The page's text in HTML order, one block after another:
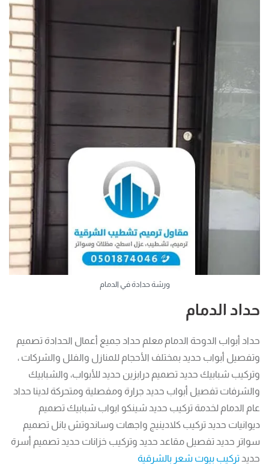
ورشة حدادة في الدمام
حداد الدمام
حداد أبواب الدوحة الدمام معلم حداد جميع أعمال الحدادة تصميم
وتفصيل أبواب حديد بمختلف الأحجام للمنازل والفلل والشركات ،
وتركيب شبابيك حديد تصميم درابزين حديد للأبواب، والشبابيك
والشرفات تفصيل أبواب حديد جرارة ومفصلية ومتحركة لدينا حداد
عام الدمام لخدمة تركيب حديد شينكو ابواب شبابيك تصميم
ديوانيات حديد تركيب كلادينيج واجهات وساندوتش بانل تصميم
سواتر حديد تفصيل مقاعد حديد وتركيب خزانات حديد تصميم أسرة
حديد تركيب بيوت شعر بالشرقية